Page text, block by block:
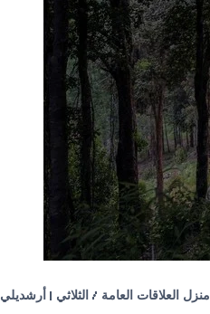
منزل العلاقات العامة / الثلاثي | أرشديلي